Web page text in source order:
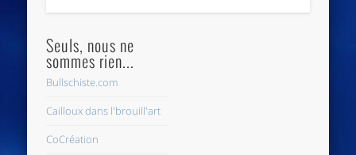
Seuls, nous ne
sommes rien...
Bullschiste.com
Cailloux dans l'brouill'art
CoCréation